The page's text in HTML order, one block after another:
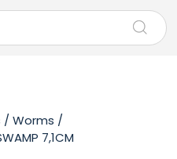
/Worms /
7,1CM